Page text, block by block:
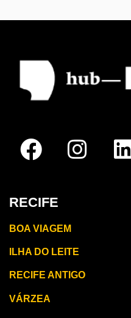
RECIFE
BOA VIAGEM
ILHA DO LEITE
RECIFE ANTIGO
VÁRZEA